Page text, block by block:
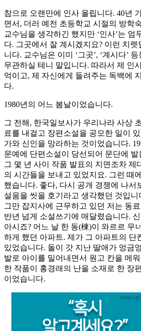
참으로 오랜만에 인사 올립니다. 40년
면서, 더러 예전 초등학교 시절의 방학
교수님을 생각하긴 했지만 ‘인사’는 엄
다. 그곳에서 잘 계시겠지요? 이런 치
니다. 교수님은 이미 ‘그곳’, ‘계시다’
무관하실 테니 말입니다. 따라서 제 인
억이고, 제 자신에게 들려주는 독백에
다.
1980년의 어느 봄날이었습니다.
그 전해, 한국일보사가 우리나라 사상
료를 내걸고 장편소설을 공모한 일이
가와 신인을 망라하는 것이었습니다.
문예에 단편소설이 당선되어 문단에
그 몇 년 사이 작품 발표의 지면조차 제
의 시간들을 보내고 있었지요. 그런 때
했습니다. 좋다, 다시 공개 경쟁에 나서
설움을 씻을 호기라고 생각했던 것입니
그만 잡지사에 근무하고 있던 저는 동
반년 넘게 소설쓰기에 매달렸습니다.
아시죠? 어느 날 한 동(棟)이 와르르 무
하게 했던 아파트. 제가 그 아파트의 단
있었습니다. 돌이 갓 지난 딸애가 엉금
발로 아이를 밀어내면서 원고 칸을 메
한 작품이 홍경래의 난을 소재로 한 장
이었습니다.